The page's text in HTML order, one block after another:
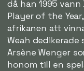
då han 1995 vann
Player of the
afrikanen att
Weah dedikerade
Arsène Wenger
honom till en